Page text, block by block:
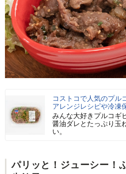
コストコで人気のプル
アレンジレシピや冷凍
みんな大好きプルコギ
醤油ダレとたっぷり玉
い。
パリッと！ジューシー！